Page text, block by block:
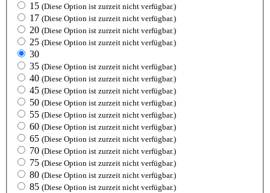
15 (Diese Option ist zurzeit nicht verfügbar.)
17 (Diese Option ist zurzeit nicht verfügbar.)
20 (Diese Option ist zurzeit nicht verfügbar.)
25 (Diese Option ist zurzeit nicht verfügbar.)
30
35 (Diese Option ist zurzeit nicht verfügbar.)
40 (Diese Option ist zurzeit nicht verfügbar.)
45 (Diese Option ist zurzeit nicht verfügbar.)
50 (Diese Option ist zurzeit nicht verfügbar.)
55 (Diese Option ist zurzeit nicht verfügbar.)
60 (Diese Option ist zurzeit nicht verfügbar.)
65 (Diese Option ist zurzeit nicht verfügbar.)
70 (Diese Option ist zurzeit nicht verfügbar.)
75 (Diese Option ist zurzeit nicht verfügbar.)
80 (Diese Option ist zurzeit nicht verfügbar.)
85 (Diese Option ist zurzeit nicht verfügbar.)